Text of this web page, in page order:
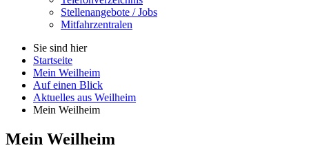
Stellenangebote / Jobs
Mitfahrzentralen
Sie sind hier
Startseite
Mein Weilheim
Auf einen Blick
Aktuelles aus Weilheim
Mein Weilheim
Mein Weilheim